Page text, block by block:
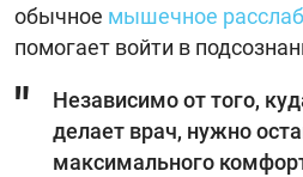
обычное мышечное
помогает войти в
Независимо от того,
делает врач, нужно
максимального